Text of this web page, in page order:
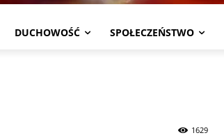
DUCHOWOŚĆ SPOŁECZEŃSTWO
1629